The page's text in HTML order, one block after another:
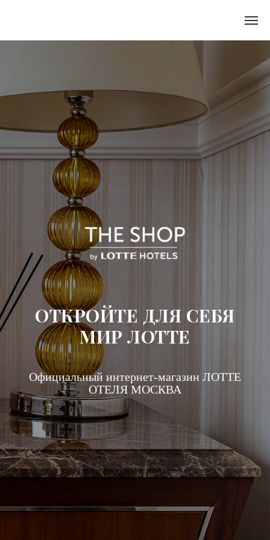
ОТКРОЙТЕ ДЛЯ СЕБЯ
МИР ЛОТТЕ
Официальный интернет-магазин ЛОТТЕ
ОТЕЛЯ МОСКВА